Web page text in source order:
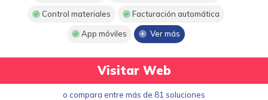
Control materiales Facturación automática
App móviles Ver más
Visitar Web
o compara entre más de 81 soluciones